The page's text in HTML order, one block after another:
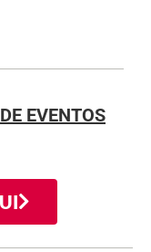
EVENTOS